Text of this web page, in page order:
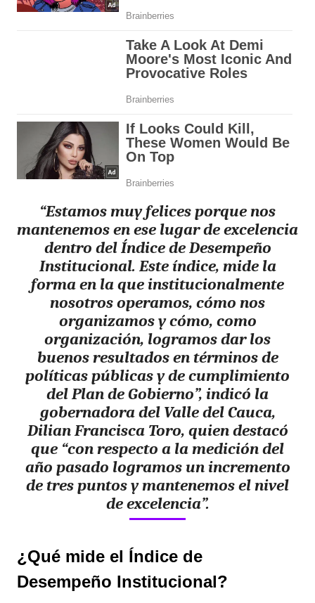
“Estamos muy felices porque nos
mantenemos en ese lugar de excelencia
dentro del Índice de Desempeño
Institucional. Este índice, mide la
forma en la que institucionalmente
nosotros operamos, cómo nos
organizamos y cómo, como
organización, logramos dar los
buenos resultados en términos de
políticas públicas y de cumplimiento
del Plan de Gobierno”, indicó la
gobernadora del Valle del Cauca,
Dilian Francisca Toro, quien destacó
que “con respecto a la medición del
año pasado logramos un incremento
de tres puntos y mantenemos el nivel
de excelencia”.
¿Qué mide el Índice de
Desempeño Institucional?